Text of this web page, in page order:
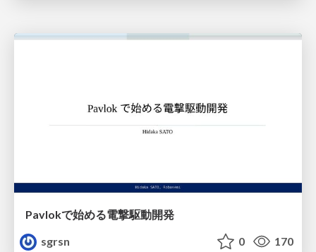
Pavlokで始める電撃駆動開発
sgrsn
0 170